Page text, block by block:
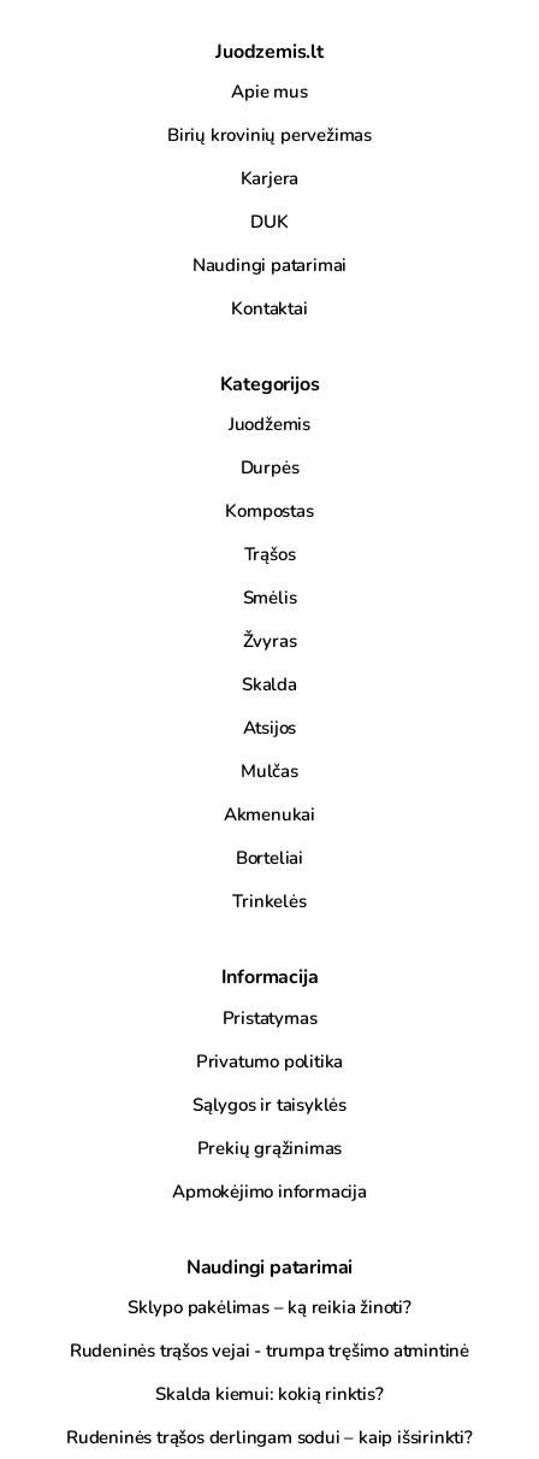
Juodzemis.lt
Apie mus
Birių krovinių pervežimas
Karjera
DUK
Naudingi patarimai
Kontaktai
Kategorijos
Juodžemis
Durpės
Kompostas
Trąšos
Smėlis
Žvyras
Skalda
Atsijos
Mulčas
Akmenukai
Borteliai
Trinkelės
Informacija
Pristatymas
Privatumo politika
Sąlygos ir taisyklės
Prekių grąžinimas
Apmokėjimo informacija
Naudingi patarimai
Sklypo pakėlimas – ką reikia žinoti?
Rudeninės trąšos vejai - trumpa tręšimo atmintinė
Skalda kiemui: kokią rinktis?
Rudeninės trąšos derlingam sodui – kaip išsirinkti?